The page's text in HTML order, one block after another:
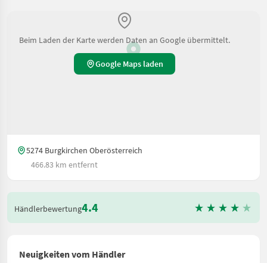
Beim Laden der Karte werden Daten an Google übermittelt.
Google Maps laden
5274 Burgkirchen Oberösterreich
466.83 km entfernt
Händlerbewertung4.4
Neuigkeiten vom Händler